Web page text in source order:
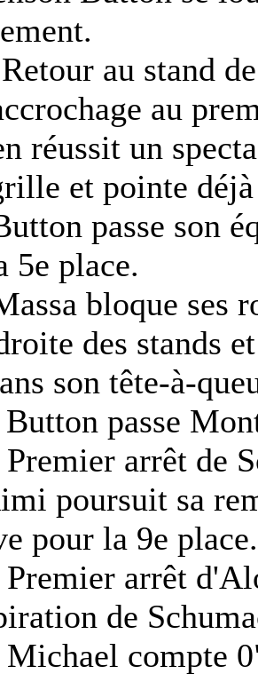
Retour au stand
au
réussit un
et pointe
passe son
5e place.
bloque ses
des stands
son tête-à-
Button passe
Premier arrêt de
poursuit sa
pour la 9e place.
Premier arrêt
de
Michael compte